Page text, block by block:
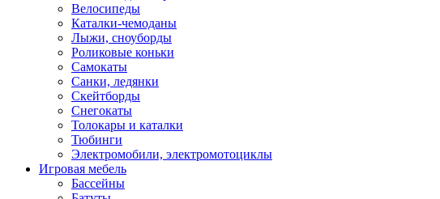
Велосипеды
Каталки-чемоданы
Лыжи, сноуборды
Роликовые коньки
Самокаты
Санки, ледянки
Скейтборды
Снегокаты
Толокары и каталки
Тюбинги
Электромобили, электромотоциклы
Игровая мебель
Бассейны